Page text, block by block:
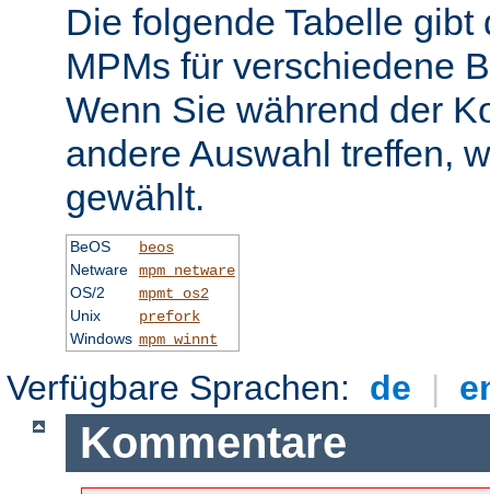
Die folgende Tabelle
MPMs für verschiedene
Wenn Sie während der
andere Auswahl treffen,
gewählt.
BeOS
beos
Netware
mpm_netware
OS/2
mpmt_os2
Unix
prefork
Windows mpm_winnt
Verfügbare Sprachen: de |
Kommentare